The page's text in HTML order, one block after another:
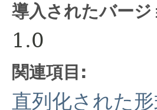
導入されたバージ
1.0
関連項目:
直列化された